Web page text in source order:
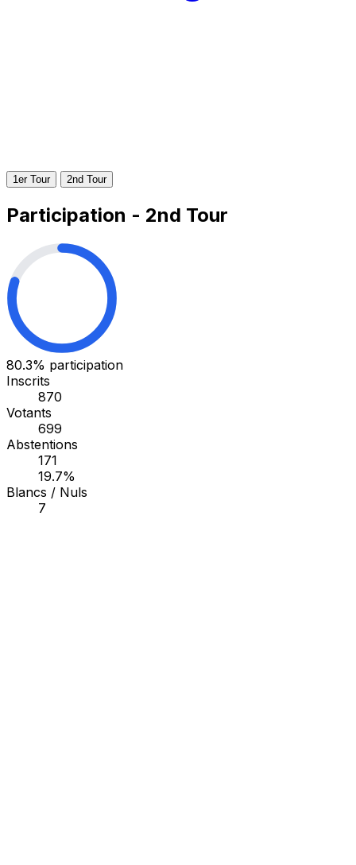
1er Tour 2nd Tour
Participation - 2nd Tour
80.3% participation
Inscrits
870
Votants
699
Abstentions
171
19.7%
Blancs / Nuls
7